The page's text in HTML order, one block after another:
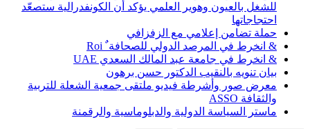
للشغل بالعيون وهوير العلمي يؤكد أن الكونفدرالية ستصعّد
احتجاجاتها
حملة تضامن إعلامي مع الزفزافي
& انخرط في المرصد الدولي للصحافة ٌ Roi
& انخرط في جامعة عبد المالك السعدي UAE
بيان تنويه بالنقيب الدكتور حسن برهون
معرض صور وأشرطة فيديو ملتقى جمعية الشعلة للتربية
والثقافة ASSO
ماستر السياسة الدولية والدبلوماسية والرقمنة